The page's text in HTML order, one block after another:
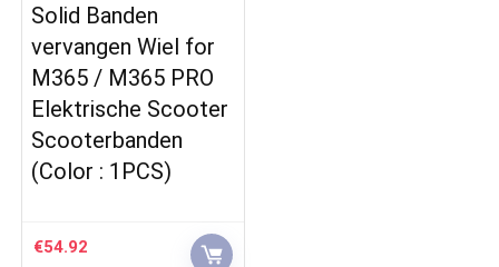
Solid Banden
vervangen Wiel for
M365 / M365 PRO
Elektrische Scooter
Scooterbanden
(Color : 1PCS)
€54.92